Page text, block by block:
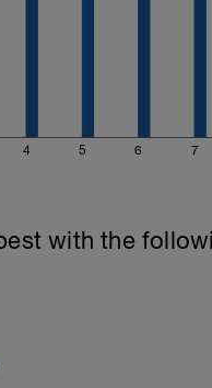
4 5 6 7
with the